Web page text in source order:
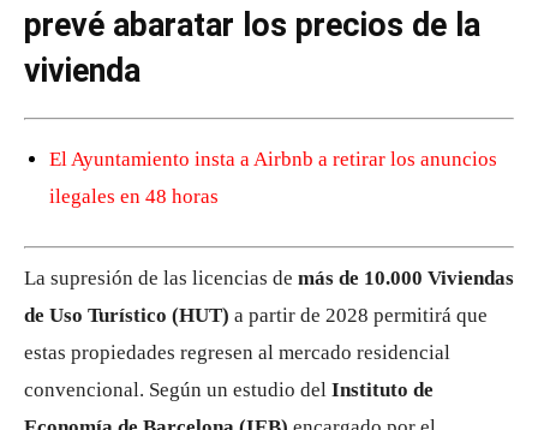
prevé abaratar los precios de la
vivienda
El Ayuntamiento insta a Airbnb a retirar los anuncios
ilegales en 48 horas
La supresión de las licencias de más de 10.000 Viviendas
de Uso Turístico (HUT) a partir de 2028 permitirá que
estas propiedades regresen al mercado residencial
convencional. Según un estudio del Instituto de